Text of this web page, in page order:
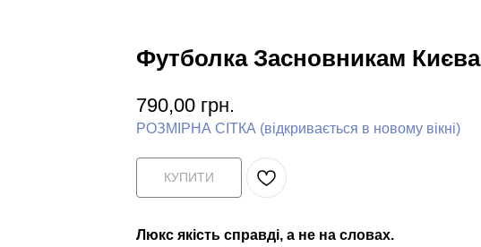
Футболка Засновникам Києва
790,00 грн.
РОЗМІРНА СІТКА (відкривається в новому вікні)
КУПИТИ
Люкс якість справді, а не на словах.